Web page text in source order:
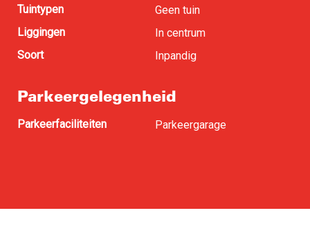
Tuintypen
Geen tuin
Liggingen
In centrum
Soort
Inpandig
Parkeergelegenheid
Parkeerfaciliteiten Parkeergarage